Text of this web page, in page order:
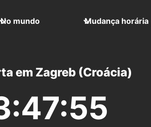
No mundo Mudança horária
em Zagreb (Croácia)